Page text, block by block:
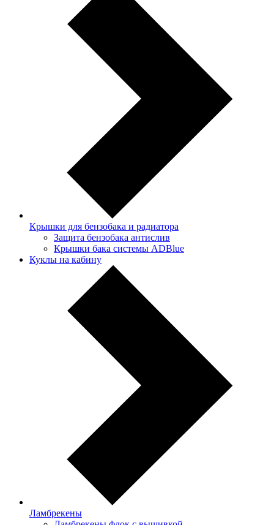
Крышки для бензобака и радиатора
Защита бензобака антислив
Крышки бака системы ADBlue
Куклы на кабину
Ламбрекены